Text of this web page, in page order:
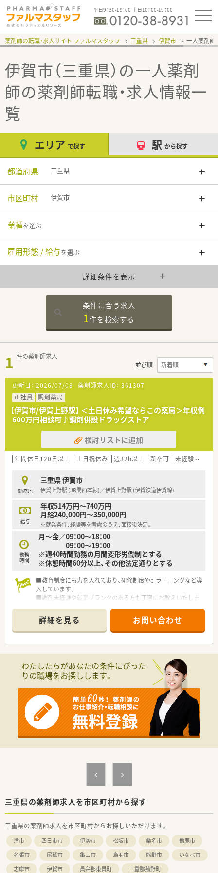
平日9：30-19：00 土日10：00-19：00
薬剤師の転職・求人サイト ファルマスタッフ 三重県 伊賀市 一人薬剤師
伊賀市（三重県）の一人薬剤
師の薬剤師転職・求人情報一
覧
エリア で探す 駅 から探す
都道府県 三重県
市区町村 伊賀市
業種を選ぶ
雇用形態 / 給与を選ぶ
詳細条件を表示
条件に合う求人
1件を検索する
1 件の薬剤師求人
並び順
更新日： 2026/07/08 薬剤師求人ID： 361307
正社員
調剤薬局
【伊賀市/伊賀上野駅】 ＜土日休み希望ならこの薬局＞年収例
600万円相談可♪調剤併設ドラッグストア
検討リストに追加
年間休日120日以上 土日祝休み 週32h以上 新卒可 未経験可
勤務地
三重県 伊賀市
伊賀上野駅 (JR関西本線)／伊賀上野駅 (伊賀鉄道伊賀線)
給与
年収514万円～740万円
月給240,000円～350,000円
※就業条件、経験等を考慮のうえ、面接後決定。
勤務
時間
月～金／09：00～18：00
09：00～19：00
※週40時間勤務の月間変形労働制とする
※休憩時間60分以上、その他法定通りとする
■教育制度にも力を入れており、研修制度やe-ラーニングなど導
入しています。
■調剤未経験や就業ブランクのある方も丁寧にお教えいたしま
■全店舗、ピッキングシステムのハンディを導入し、調剤過誤防
止に努めています。
■60歳以降は契約社員として、65歳までのご勤務が可能です。
■店舗を一緒に盛り上げてくださる方募集中です！
詳細を見る お問い合わせ
わたしたちがあなたの条件にぴった
りの職場をお探しします。
三重県の薬剤師求人を市区町村から探す
三重県の薬剤師求人を市区町村からお探しいただけます。
津市 四日市市 伊勢市 松阪市 桑名市
鈴鹿市
名張市
尾鷲市 亀山市 鳥羽市 熊野市
いなべ市
志摩市
伊賀市 員弁郡東員町 三重郡菰野町